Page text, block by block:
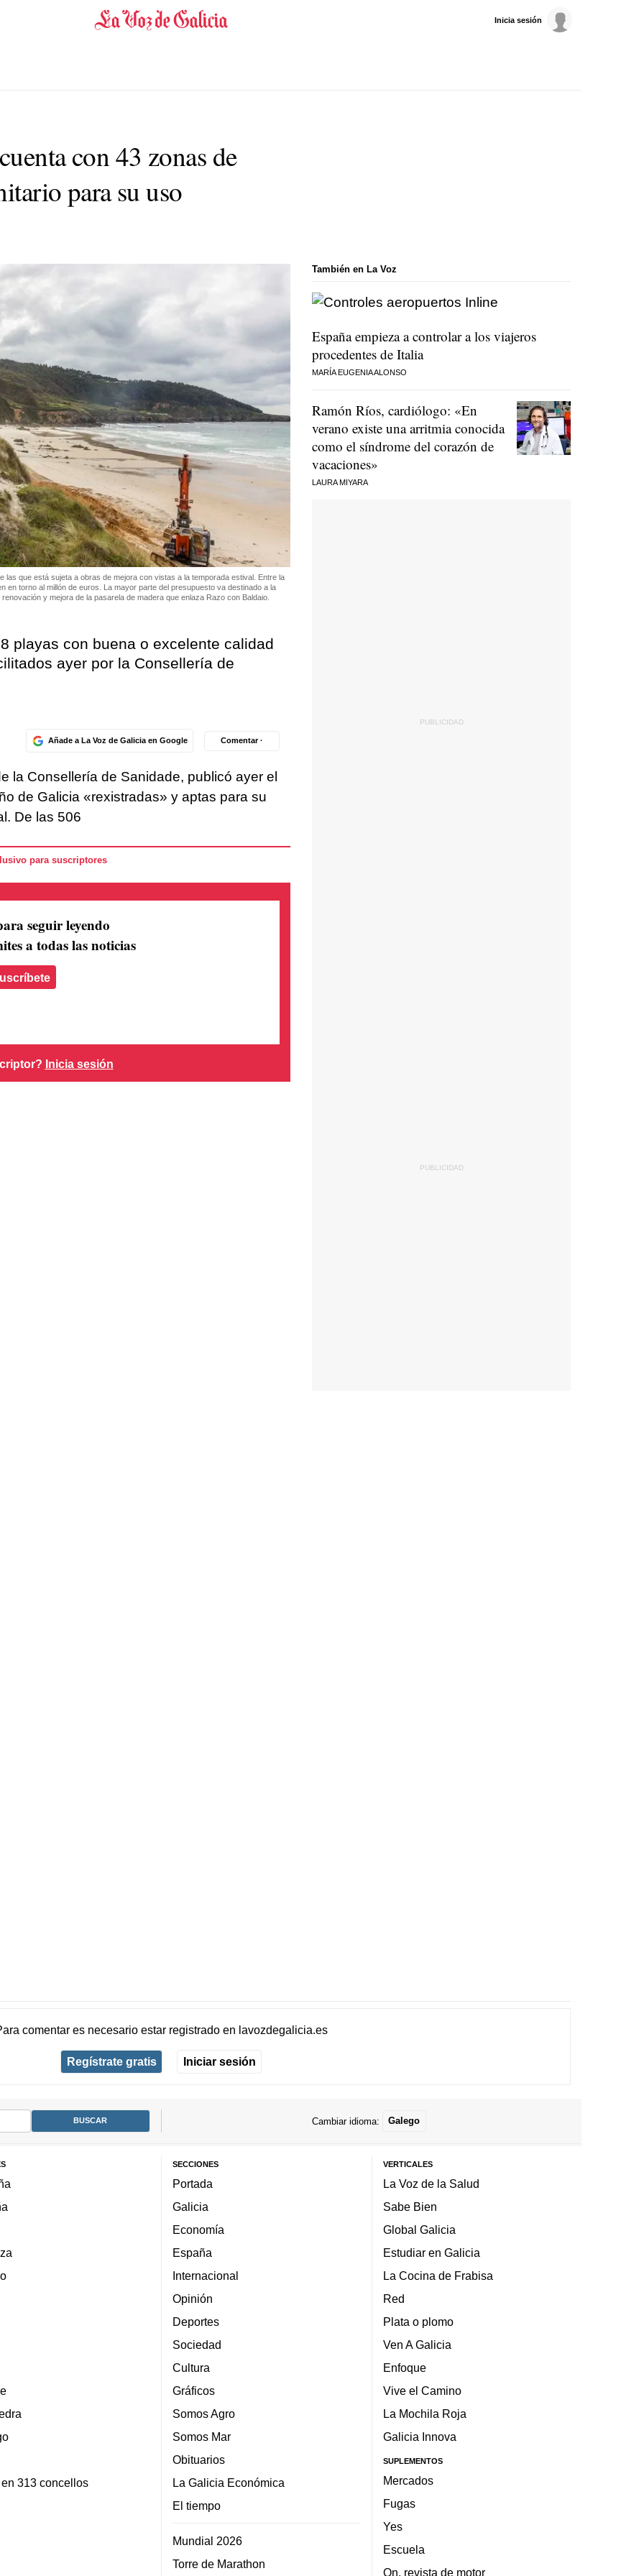
Inicia sesión
con 43 zonas de
para su uso
que está sujeta a obras de mejora con vistas a la temporada estival. Entre la
en torno al millón de euros. La mayor parte del presupuesto va destinado a la
y mejora de la pasarela de madera que enlaza Razo con Baldaio.
playas con buena o excelente calidad
ayer por la Consellería de
Añade a La Voz de Galicia en Google Comentar ·
la Consellería de Sanidade, publicó ayer el
de Galicia «rexistradas» y aptas para su
De las 506
para suscriptores
seguir leyendo
a todas las noticias
Inicia sesión
También en La Voz
España empieza a controlar a los viajeros
procedentes de Italia
MARÍA EUGENIA ALONSO
Ramón Ríos, cardiólogo: «En
verano existe una arritmia conocida
como el síndrome del corazón de
vacaciones»
LAURA MIYARA
comentar es necesario estar registradoen lavozdegalicia.es
Regístrate gratis Iniciar sesión
Cambiar idioma: Galego
313 concellos
SECCIONES
Portada
Galicia
Economía
España
Internacional
Opinión
Deportes
Sociedad
Cultura
Gráficos
Somos Agro
Somos Mar
Obituarios
La Galicia Económica
El tiempo
Mundial 2026
Torre de Marathon
VERTICALES
La Voz de la Salud
Sabe Bien
Global Galicia
Estudiar en Galicia
La Cocina de Frabisa
Red
Plata o plomo
Ven A Galicia
Enfoque
Vive el Camino
La Mochila Roja
Galicia Innova
SUPLEMENTOS
Mercados
Fugas
Yes
Escuela
On, revista de motor